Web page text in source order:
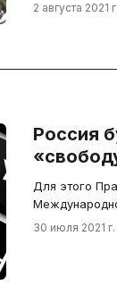
2 августа 2021
Россия
Для этого
30 июля 2021 г.